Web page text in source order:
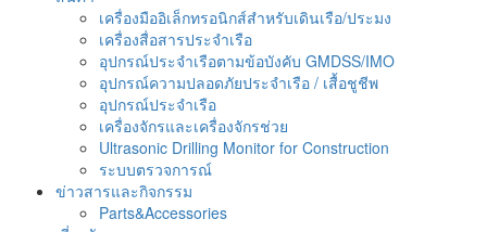
เครื่องมืออิเล็กทรอนิกส์สำหรับเดินเรือ/ประมง
เครื่องสื่อสารประจำเรือ
อุปกรณ์ประจำเรือตามข้อบังคับ GMDSS/IMO
อุปกรณ์ความปลอดภัยประจำเรือ / เสื้อชูชีพ
อุปกรณ์ประจำเรือ
เครื่องจักรและเครื่องจักรช่วย
Ultrasonic Drilling Monitor for Construction
ระบบตรวจการณ์
ข่าวสารและกิจกรรม
Parts&Accessories